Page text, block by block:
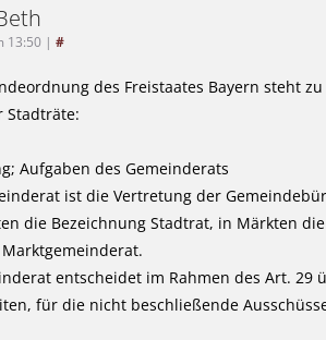
13:50 | #
des Freistaates Bayern steht
Stadträte:
Aufgaben des Gemeinderats
ist die Vertretung der
die Bezeichnung Stadtrat, in Märkten die
entscheidet im Rahmen des Art. 29
für die nicht beschließende